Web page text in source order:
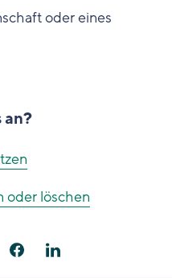
oder eines
an?
oder löschen